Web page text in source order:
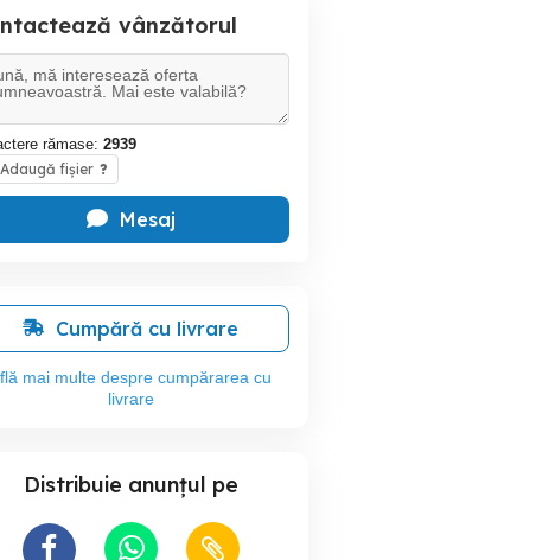
vânzătorul
rămase: 2939
Adaugă fișier ?
Mesaj
Cumpără cu livrare
mai multe despre cumpărarea cu
livrare
Distribuie anunțul pe